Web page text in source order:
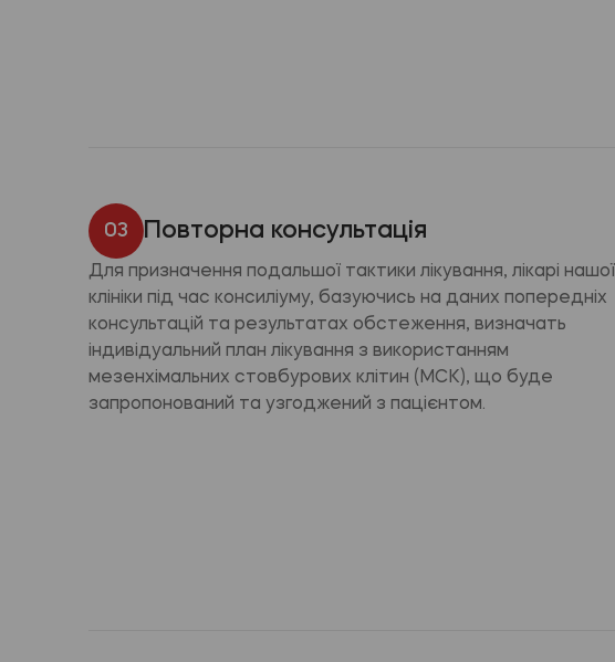
03 Повторна консультація
Для призначення подальшої тактики лікування, лікарі нашої
клініки під час консиліуму, базуючись на даних попередніх
консультацій та результатах обстеження, визначать
індивідуальний план лікування з використанням
мезенхімальних стовбурових клітин (МСК), що буде
запропонований та узгоджений з пацієнтом.